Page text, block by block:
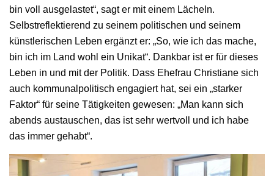
bin voll ausgelastet“, sagt er mit einem Lächeln.
Selbstreflektierend zu seinem politischen und seinem
künstlerischen Leben ergänzt er: „So, wie ich das mache,
bin ich im Land wohl ein Unikat“. Dankbar ist er für dieses
Leben in und mit der Politik. Dass Ehefrau Christiane sich
auch kommunalpolitisch engagiert hat, sei ein „starker
Faktor“ für seine Tätigkeiten gewesen: „Man kann sich
abends austauschen, das ist sehr wertvoll und ich habe
das immer gehabt“.